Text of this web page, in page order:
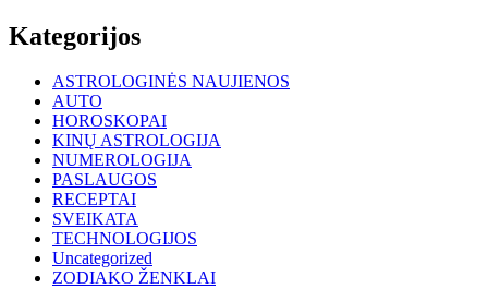
Kategorijos
ASTROLOGINĖS NAUJIENOS
AUTO
HOROSKOPAI
KINŲ ASTROLOGIJA
NUMEROLOGIJA
PASLAUGOS
RECEPTAI
SVEIKATA
TECHNOLOGIJOS
Uncategorized
ZODIAKO ŽENKLAI